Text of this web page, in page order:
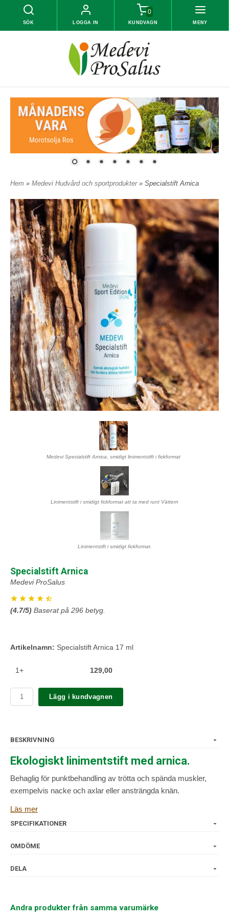
SÖK LOGGA IN
0
KUNDVAGN MENY
Hem » Medevi Hudvård och sportprodukter » Specialstift Arnica
Medevi Specialstift Arnica, smidigt linimentstift i fickformat
Linimentstift i smidigt fickformat att ta med runt Vättern
Linimentstift i smidigt fickformat.
Specialstift Arnica
Medevi ProSalus
(4.7/5) Baserat på 296 betyg.
Artikelnamn: Specialstift Arnica 17 ml
1+ 129,00
Lägg i kundvagnen
BESKRIVNING
Ekologiskt linimentstift med arnica.
Behaglig för punktbehandling av trötta och spända muskler,
exempelvis nacke och axlar eller ansträngda knän.
Kan användas så ofta man behöver. Stryk på flera gånger
dagligen vid behov.
Medevi specialstift Arnica är i smidigt fickformat, lätt att ha
med sig i väskan eller ryggfickan vid cykelträning.
Går utmärkt att använda vid utomhusaktiviteter även på
Läs mer
SPECIFIKATIONER
OMDÖME
DELA
Andra produkter från samma varumärke